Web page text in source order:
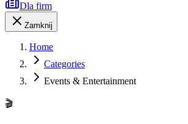
Dla firm
Zamknij
Home
Categories
Events & Entertainment
🎬